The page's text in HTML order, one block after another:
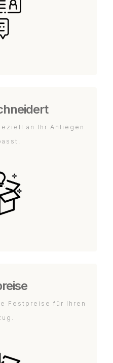
an Ihr Anliegen
Festpreise für Ihren